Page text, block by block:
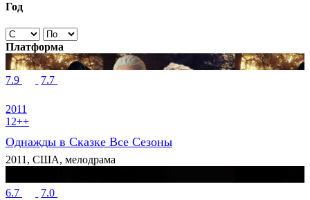
Год
Платформа
7.9 7.7
2011
12++
Однажды в Сказке Все Сезоны
2011, США, мелодрама
6.7 7.0